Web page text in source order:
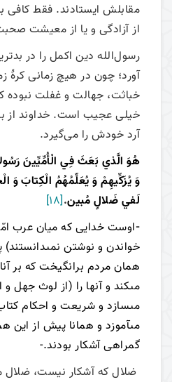
مقابلش ایستادند. فقط کافی
از آزادگی و یا از معیشت
رسول‌الله دین اکمل را در
آورد؛ چون در هیچ زمانی کرۀ
خباثت، جهالت و غفلت نبوده
خیلی عجیب است. خداوند از
آرد خودش را می‌‌گیرد.
هُوَ الَّذي بَعَثَ فِي الْأُمِّيِّينَ
وَ يُزَكِّيهِمْ وَ يُعَلِّمُهُمُ الْكِتابَ وَ
لَفي‏ ضَلالٍ مُبين‏.
[18]
-اوست خدايى كه ميان عرب
خواندن و نوشتن نمى‏دانستند)
همان مردم برانگيخت كه بر
مى‏كند و آنها را (از لوث جهل
مى‏سازد و شريعت و احكام
مى‏آموزد و همانا پيش از اين
گمراهى آشكار بودند.-
ضلال که آشکار نیست،